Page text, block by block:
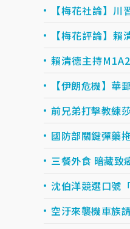
【梅花社論】
【梅花評論】
賴清德主持
【伊朗危機】
前兄弟打擊教練
國防部關鍵彈藥
三餐外食 暗藏致
沈伯洋競選口號
空汙來襲機車族